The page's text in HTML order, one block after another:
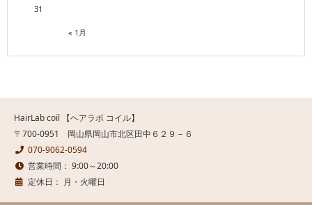
« 1月
31
HairLab coil 【ヘアラボ コイル】
〒700-0951 岡山県岡山市北区田中６２９－６
070-9062-0594
営業時間： 9:00～20:00
定休日： 月・火曜日